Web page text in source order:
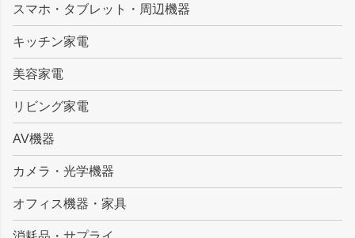
スマホ・タブレット・周辺機器
キッチン家電
美容家電
リビング家電
AV機器
カメラ・光学機器
オフィス機器・家具